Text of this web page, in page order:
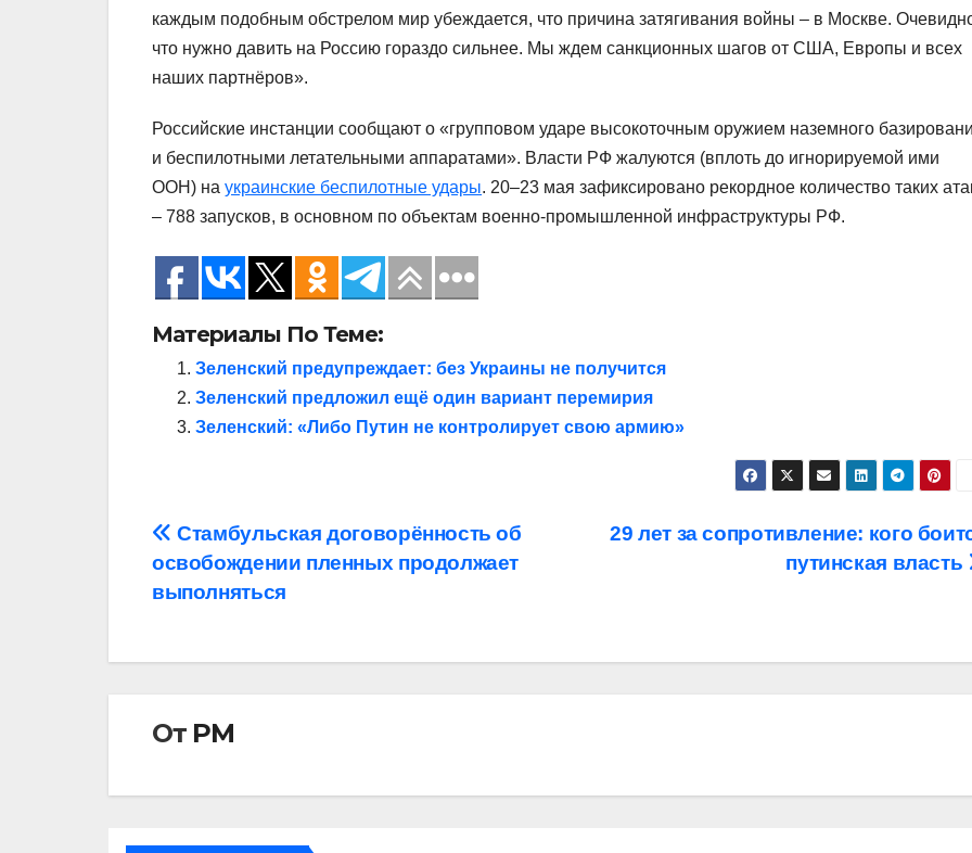
каждым подобным обстрелом мир убеждается, что причина затягивания войны – в Москве.
что нужно давить на Россию гораздо сильнее. Мы ждем санкционных шагов от США, Европы и всех
наших партнёров».
Российские инстанции сообщают о «групповом ударе высокоточным оружием наземного
и беспилотными летательными аппаратами». Власти РФ жалуются (вплоть до игнорируемой ими
ООН) на украинские беспилотные удары. 20–23 мая зафиксировано рекордное количество таких
– 788 запусков, в основном по объектам военно-промышленной инфраструктуры РФ.
Материалы По Теме:
Зеленский предупреждает: без Украины не получится
Зеленский предложил ещё один вариант перемирия
Зеленский: «Либо Путин не контролирует свою армию»
Навигация
по
29 лет за сопротивление: кого
путинская власть
Стамбульская договорённость об
освобождении пленных продолжает
выполняться
От РМ